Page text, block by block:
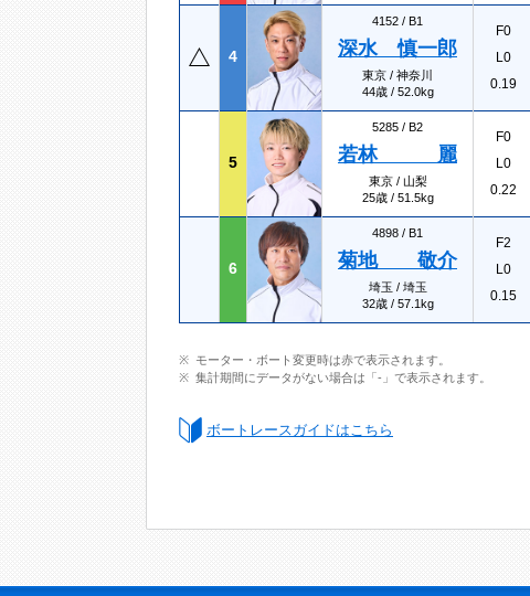
4
4152 / B1
深水 慎一郎
東京 / 神奈川
44歳 / 52.0kg
F0
L0
0.19
5
5285 / B2
若林 麗
東京 / 山梨
25歳 / 51.5kg
F0
L0
0.22
6
4898 / B1
菊地 敬介
埼玉 / 埼玉
32歳 / 57.1kg
F2
L0
0.15
モーター・ボート変更時は赤で表示されます。
集計期間にデータがない場合は「-」で表示されます。
ボートレースガイドはこちら